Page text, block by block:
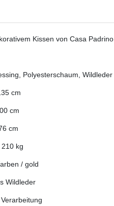
Kissen von Casa Padrino
Polyesterschaum, Wildleder
cm
cm
cm
kg
/ gold
Wildleder